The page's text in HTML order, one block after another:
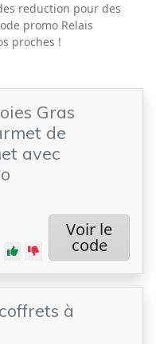
reduction pour des
promo Relais
proches !
Gras
de
avec
Voir le
code
à